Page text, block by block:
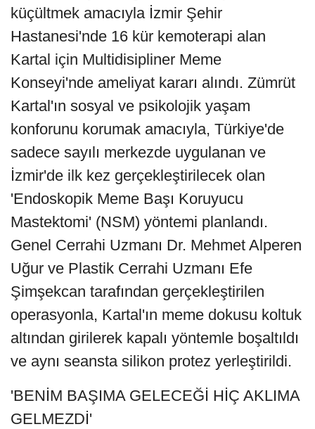
küçültmek amacıyla İzmir Şehir
Hastanesi'nde 16 kür kemoterapi alan
Kartal için Multidisipliner Meme
Konseyi'nde ameliyat kararı alındı. Zümrüt
Kartal'ın sosyal ve psikolojik yaşam
konforunu korumak amacıyla, Türkiye'de
sadece sayılı merkezde uygulanan ve
İzmir'de ilk kez gerçekleştirilecek olan
'Endoskopik Meme Başı Koruyucu
Mastektomi' (NSM) yöntemi planlandı.
Genel Cerrahi Uzmanı Dr. Mehmet Alperen
Uğur ve Plastik Cerrahi Uzmanı Efe
Şimşekcan tarafından gerçekleştirilen
operasyonla, Kartal'ın meme dokusu koltuk
altından girilerek kapalı yöntemle boşaltıldı
ve aynı seansta silikon protez yerleştirildi.
'BENİM BAŞIMA GELECEĞİ HİÇ AKLIMA
GELMEZDİ'